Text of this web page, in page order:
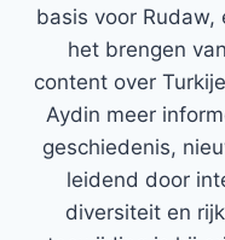
basis voor
het brengen
content over
Aydin meer
geschiedenis,
leidend door
diversiteit en